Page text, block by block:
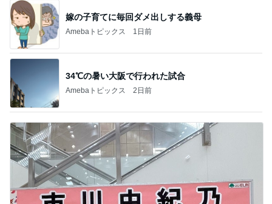
嫁の子育てに毎回ダメ出しする義母
Amebaトピックス 1日前
34℃の暑い大阪で行われた試合
Amebaトピックス 2日前